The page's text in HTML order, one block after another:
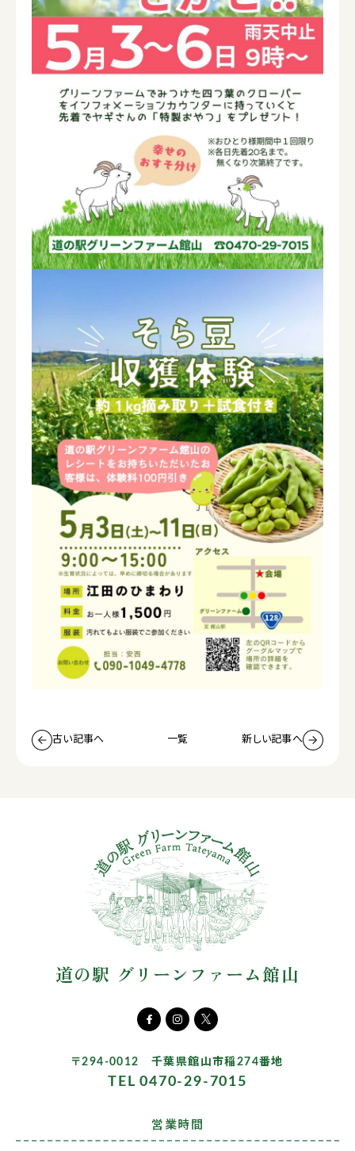
古い記事へ 一覧 新しい記事へ
道の駅 グリーンファーム館山
〒294-0012 千葉県館山市稲274番地
TEL 0470-29-7015
営業時間